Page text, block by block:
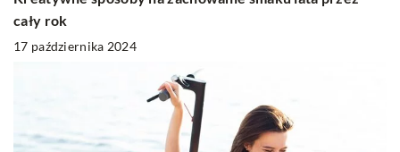
cały rok
17 października 2024